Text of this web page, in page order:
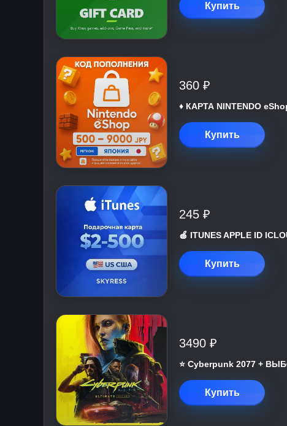
Купить
360 ₽
♦️ КАРТА NINTENDO
Купить
245 ₽
🍎 ITUNES APPLE ID
Купить
3490 ₽
⭐ Cyberpunk 2077 +
Купить